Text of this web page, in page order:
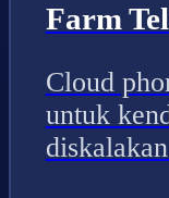
Farm
Cloud
untuk